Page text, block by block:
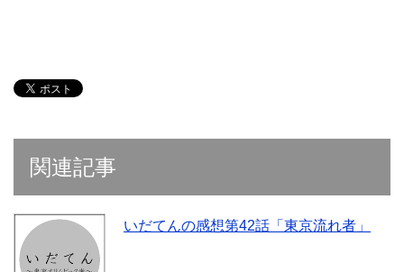
関連記事
いだてんの感想第42話「東京流れ者」